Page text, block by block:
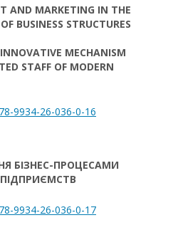
AND MARKETING IN THE
BUSINESS STRUCTURES
MECHANISM
STAFF OF MODERN
9934-26-036-0-16
БІЗНЕС-ПРОЦЕСАМИ
9934-26-036-0-17